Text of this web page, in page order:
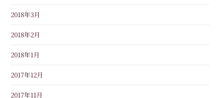
2018年3月
2018年2月
2018年1月
2017年12月
2017年11月